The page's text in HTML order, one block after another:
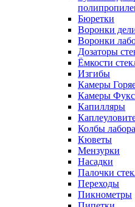
Бюретки
Воронки
Воронки
Дозаторы
Ёмкости
Изгибы
Камеры
Камеры
Капилляры
Колбы
Кюветы
Мензурки
Насадки
Палочки
Переходы
Пикнометры